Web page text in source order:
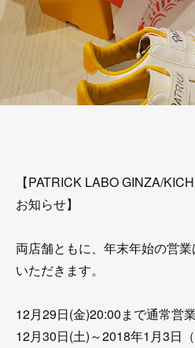
【PATRICK LABO GINZA/
お知らせ】
両店舗ともに、年末年始の営
いただきます。
12月29日(金)20:00まで通常営業
12月30日(土)～2018年1月3日